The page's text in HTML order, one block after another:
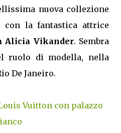
nuova collezione
con la fantastica attrice
Alicia Vikander. Sembra
ruolo di modella, nella
De Janeiro.
Vuitton con palazzo